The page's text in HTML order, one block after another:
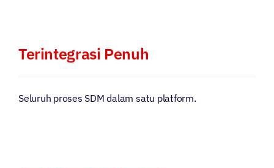
Terintegrasi Penuh
Seluruh proses SDM dalam satu platform.